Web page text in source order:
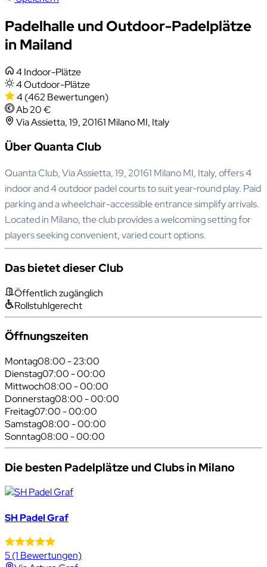
Padelhalle und Outdoor-Padelplätze
in Mailand
4 Indoor-Plätze
4 Outdoor-Plätze
4(462 Bewertungen)
Ab 20 €
Via Assietta, 19, 20161 Milano MI, Italy
Über Quanta Club
Quanta Club, Via Assietta, 19, 20161 Milano MI, Italy, offers 4
indoor and 4 outdoor padel courts to suit year‑round play. Paid
parking and a wheelchair-accessible entrance simplify arrivals.
Located in Milano, the club provides a welcoming setting for
players seeking convenient, varied court options.
Das bietet dieser Club
Öffentlich zugänglich
Rollstuhlgerecht
Öffnungszeiten
Montag08:00 - 23:00
Dienstag07:00 - 00:00
Mittwoch08:00 - 00:00
Donnerstag08:00 - 00:00
Freitag07:00 - 00:00
Samstag08:00 - 00:00
Sonntag08:00 - 00:00
Die besten Padelplätze und Clubs in Milano
SH Padel Graf
5(1 Bewertungen)